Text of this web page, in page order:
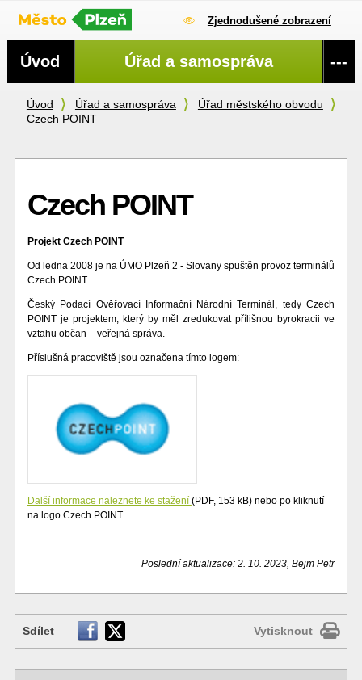
Zjednodušené zobrazení
Úvod Úřad a samospráva
Úřad městského obvodu
Czech POINT
Czech POINT
Projekt Czech POINT
Od ledna 2008 je na ÚMO Plzeň 2 - Slovany spuštěn provoz terminálů
Czech POINT.
Český Podací Ověřovací Informační Národní Terminál, tedy Czech
POINT je projektem, který by měl zredukovat přílišnou byrokracii ve
vztahu občan – veřejná správa.
Příslušná pracoviště jsou označena tímto logem:
Další informace naleznete ke stažení (PDF, 153 kB) nebo po kliknutí
na logo Czech POINT.
Poslední aktualizace: 2. 10. 2023, Bejm Petr
Sdílet Vytisknout
Navigace
Úvod Úřad a samospráva ---